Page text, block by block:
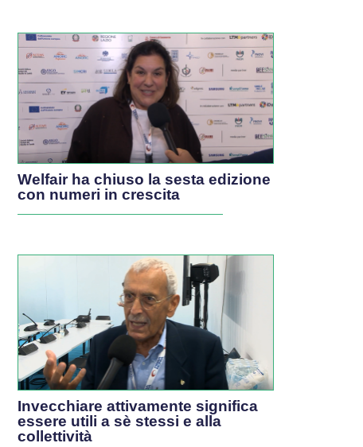
Welfair ha chiuso la sesta edizione
con numeri in crescita
Invecchiare attivamente significa
essere utili a sè stessi e alla
collettività